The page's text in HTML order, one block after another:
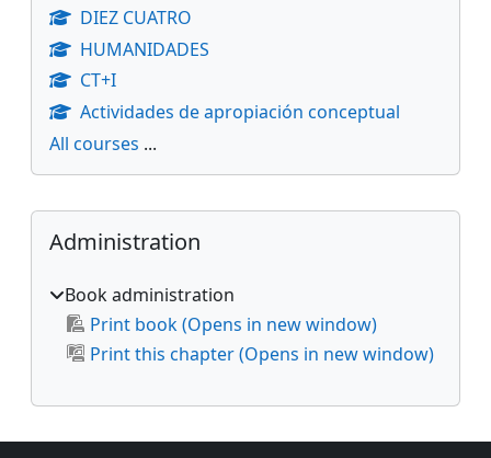
DIEZ CUATRO
HUMANIDADES
CT+I
Actividades de apropiación conceptual
All courses ...
Supplementary blocks
Skip Administration
Administration
Book administration
Print book (Opens in new window)
Print this chapter (Opens in new window)